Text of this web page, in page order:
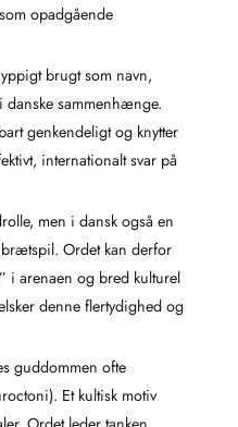
opadgående
brugt som navn,
sammenhænge.
genkendeligt og knytter
internationalt svar på
men i dansk også en
Ordet kan derfor
i arenaen og bred kulturel
denne flertydighed og
guddommen ofte
Et kultisk motiv